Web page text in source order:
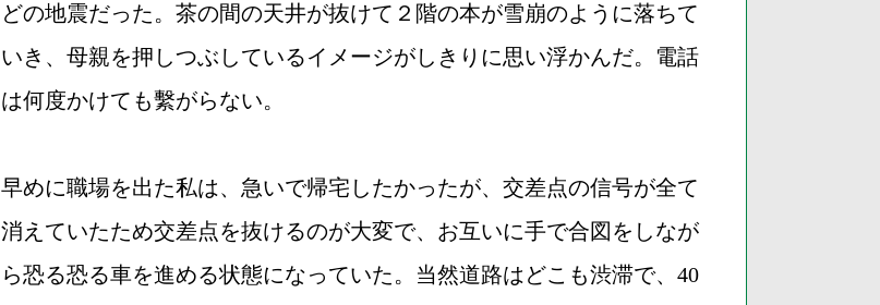
どの地震だった。茶の間の天井が抜けて２階の本が雪崩のように落ちて
いき、母親を押しつぶしているイメージがしきりに思い浮かんだ。電話
は何度かけても繫がらない。
早めに職場を出た私は、急いで帰宅したかったが、交差点の信号が全て
消えていたため交差点を抜けるのが大変で、お互いに手で合図をしなが
ら恐る恐る車を進める状態になっていた。当然道路はどこも渋滞で、40